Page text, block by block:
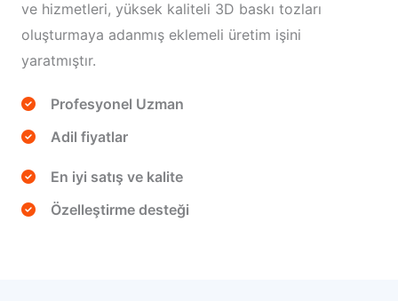
ve hizmetleri, yüksek kaliteli 3D baskı tozları
oluşturmaya adanmış eklemeli üretim işini
yaratmıştır.
Profesyonel Uzman
Adil fiyatlar
En iyi satış ve kalite
Özelleştirme desteği